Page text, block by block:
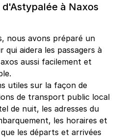
à Naxos
nous avons préparé un
aidera les passagers à
aussi facilement et
utiles sur la façon de
de transport public local
de nuit, les adresses du
les horaires et
les départs et arrivées